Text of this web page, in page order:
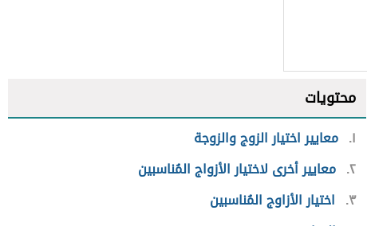
محتويات
١ معايير اختيار الزوج والزوجة
٢ معايير أخرى لاختيار الأزواج المُناسبين
٣ اختيار الأزاوج المُناسبين